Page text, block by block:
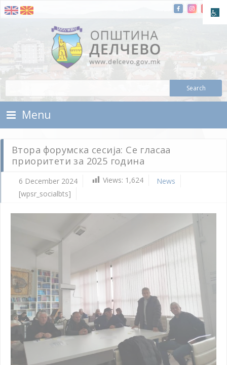
Skip To Content
Municipality of Delchevo
Menu
Втора форумска сесија: Се гласаа
приоритети за 2025 година
6 December 2024 Views: 1,624
News
[wpsr_socialbts]